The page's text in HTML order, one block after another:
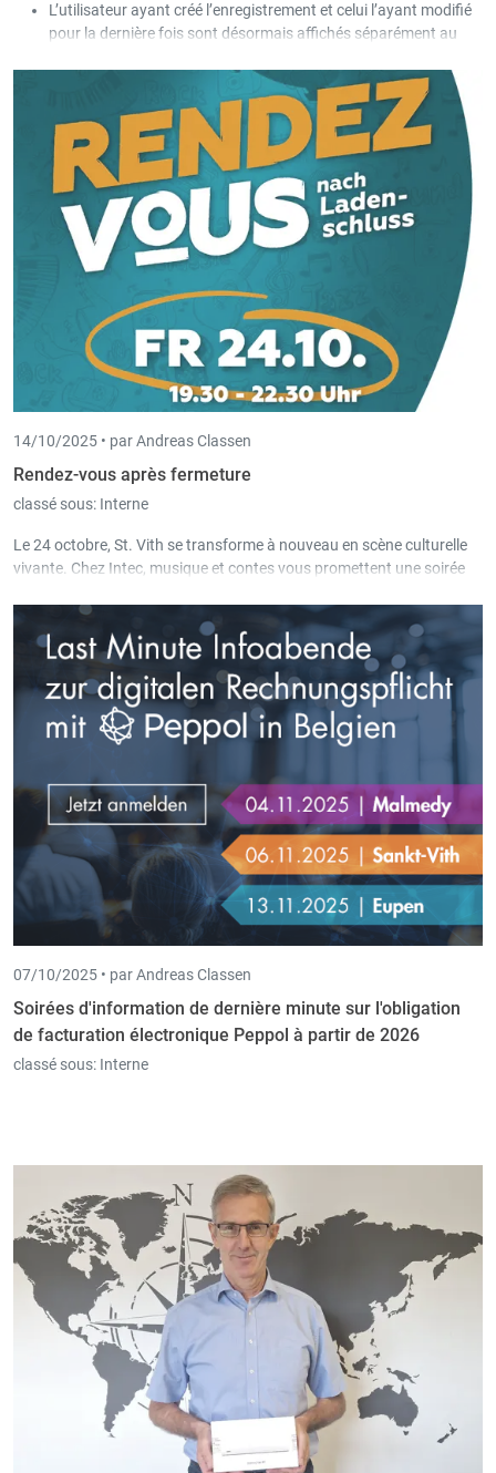
L’utilisateur ayant créé l’enregistrement et celui l’ayant modifié
pour la dernière fois sont désormais affichés séparément au
La date de création ainsi que la date de la dernière modification
de l’enregistrement sont désormais affichées au niveau des
heures de travail et des heures pointées.
L’utilisateur et la date sont désormais affichés lorsque
l’enregistrement est marqué comme « Contrôlé » au niveau des
heures de travail et des heures pointées.
14/10/2025 • par Andreas Classen
Rendez-vous après fermeture
classé sous: Interne
Le 24 octobre, St. Vith se transforme à nouveau en scène culturelle
vivante. Chez Intec, musique et contes vous promettent une soirée
07/10/2025 • par Andreas Classen
Soirées d'information de dernière minute sur l'obligation
de facturation électronique Peppol à partir de 2026
classé sous: Interne